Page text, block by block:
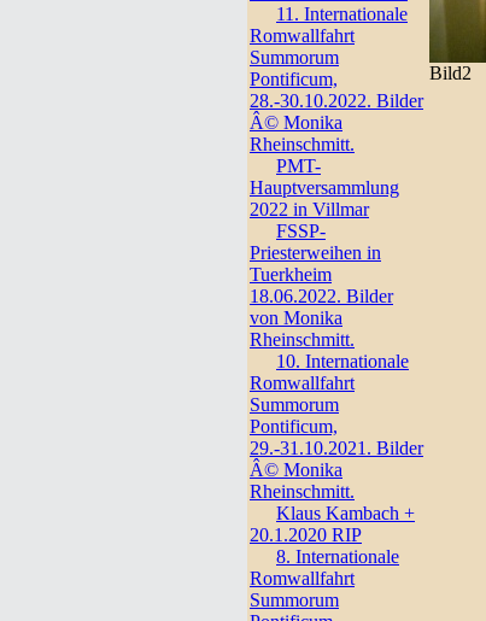
11. Internationale
Romwallfahrt
Summorum
Pontificum,
28.-30.10.2022. Bilder
Â© Monika
Rheinschmitt.
PMT-
Hauptversammlung
2022 in Villmar
FSSP-
Priesterweihen in
Tuerkheim
18.06.2022. Bilder
von Monika
Rheinschmitt.
10. Internationale
Romwallfahrt
Summorum
Pontificum,
29.-31.10.2021. Bilder
Â© Monika
Rheinschmitt.
Klaus Kambach +
20.1.2020 RIP
8. Internationale
Romwallfahrt
Summorum
Bild2